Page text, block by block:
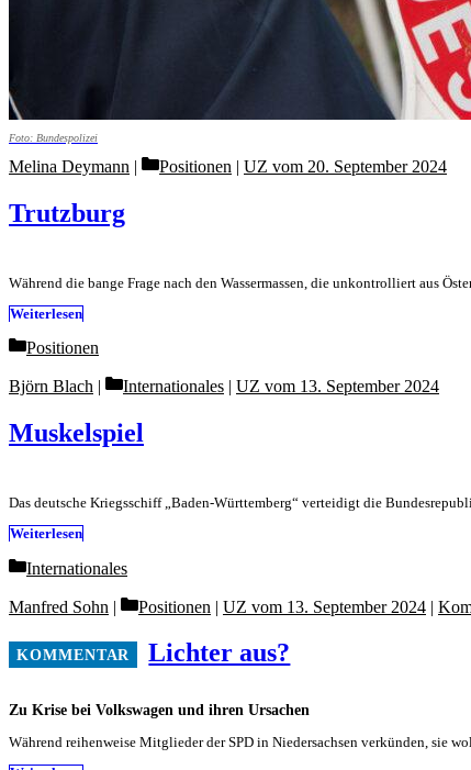
Foto: Bundespolizei
Trutzburg
Melina Deymann Categories
Positionen | UZ vom 20. September 2024
Während die bange Frage nach den Wassermassen, die unkontrolliert aus
Weiterlesen
Categories
Positionen
Muskelspiel
Björn Blach Categories
Internationales | UZ vom 13. September 2024
Das deutsche Kriegsschiff „Baden-Württemberg“ verteidigt die
Weiterlesen
Categories
Internationales
Zu Krise bei Volkswagen und ihren Ursachen
Lichter aus?
Manfred Sohn Categories
Positionen | UZ vom 13. September 2024 |
Während reihenweise Mitglieder der SPD in Niedersachsen verkünden, sie